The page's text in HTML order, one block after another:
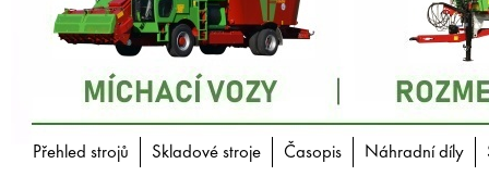
Přehled strojů Skladové stroje Časopis Náhradní díly